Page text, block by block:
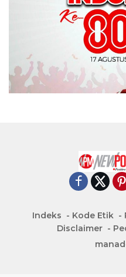
Indeks Kode Etik
Disclaimer